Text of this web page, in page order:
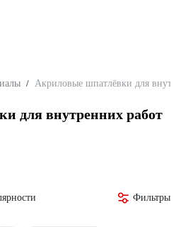
/ Акриловые шпатлёвки для
для внутренних работ
Фильтры